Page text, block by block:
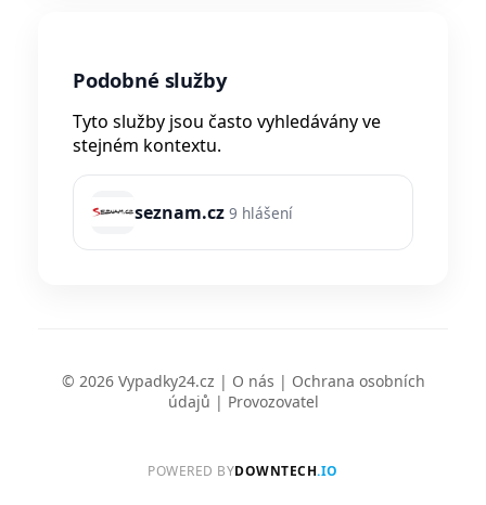
Podobné služby
Tyto služby jsou často vyhledávány ve
stejném kontextu.
seznam.cz 9 hlášení
© 2026 Vypadky24.cz | O nás | Ochrana osobních
údajů | Provozovatel
POWERED BYDOWNTECH.IO